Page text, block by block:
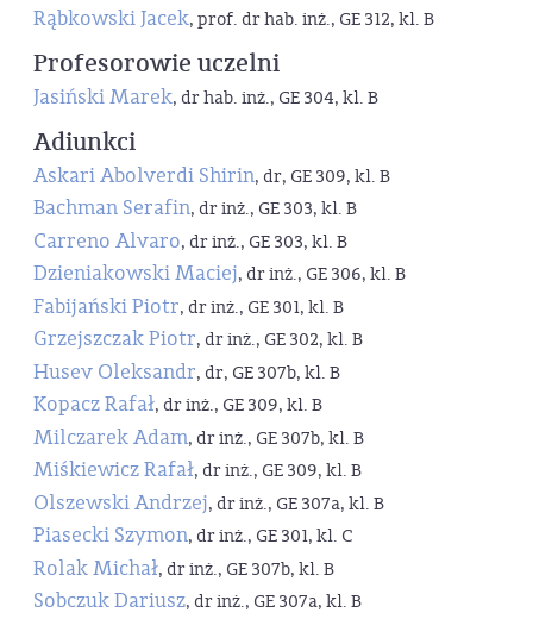
Rąbkowski Jacek, prof. dr hab. inż., GE 312, kl. B
Profesorowie uczelni
Jasiński Marek, dr hab. inż., GE 304, kl. B
Adiunkci
Askari Abolverdi Shirin, dr, GE 309, kl. B
Bachman Serafin, dr inż., GE 303, kl. B
Carreno Alvaro, dr inż., GE 303, kl. B
Dzieniakowski Maciej, dr inż., GE 306, kl. B
Fabijański Piotr, dr inż., GE 301, kl. B
Grzejszczak Piotr, dr inż., GE 302, kl. B
Husev Oleksandr, dr, GE 307b, kl. B
Kopacz Rafał, dr inż., GE 309, kl. B
Milczarek Adam, dr inż., GE 307b, kl. B
Miśkiewicz Rafał, dr inż., GE 309, kl. B
Olszewski Andrzej, dr inż., GE 307a, kl. B
Piasecki Szymon, dr inż., GE 301, kl. C
Rolak Michał, dr inż., GE 307b, kl. B
Sobczuk Dariusz, dr inż., GE 307a, kl. B